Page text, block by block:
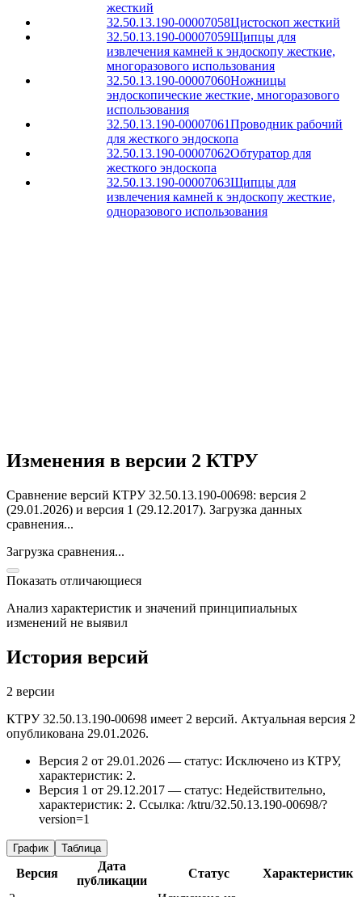
жесткий
32.50.13.190-00007058Цистоскоп жесткий
32.50.13.190-00007059Щипцы для
извлечения камней к эндоскопу жесткие,
многоразового использования
32.50.13.190-00007060Ножницы
эндоскопические жесткие, многоразового
использования
32.50.13.190-00007061Проводник рабочий
для жесткого эндоскопа
32.50.13.190-00007062Обтуратор для
жесткого эндоскопа
32.50.13.190-00007063Щипцы для
извлечения камней к эндоскопу жесткие,
одноразового использования
Изменения в версии 2 КТРУ
Сравнение версий КТРУ 32.50.13.190-00698: версия 2
(29.01.2026) и версия 1 (29.12.2017). Загрузка данных
сравнения...
Загрузка сравнения...
Показать отличающиеся
Анализ характеристик и значений принципиальных
изменений не выявил
История версий
2 версии
КТРУ 32.50.13.190-00698 имеет 2 версий. Актуальная версия 2
опубликована 29.01.2026.
Версия 2 от 29.01.2026 — статус: Исключено из КТРУ,
характеристик: 2.
Версия 1 от 29.12.2017 — статус: Недействительно,
характеристик: 2. Ссылка: /ktru/32.50.13.190-00698/?
version=1
График Таблица
Версия
Дата
публикации
Статус
Характеристик